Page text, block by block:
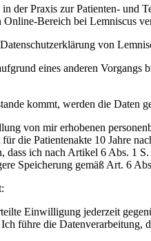
in der Praxis zur Patienten- und
Online-Bereich bei Lemniscus
von
eines anderen
kommt, werden die Daten
von mir erhobenen
die Patientenakte 10 Jahre
dass ich nach Artikel 6 Abs. 1
Speicherung gemäß Art. 6
Einwilligung jederzeit
führe die